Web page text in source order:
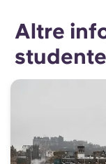
Altre